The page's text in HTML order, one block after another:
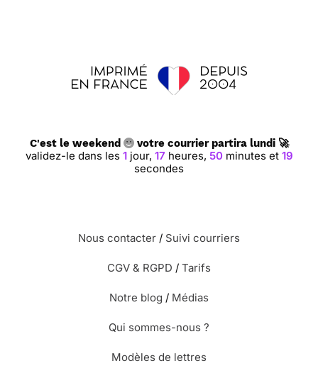
C'est le weekend votre courrier partira lundi 🚀
validez-le dans les 1jour, 17 heures, 50minutes et 18
secondes
Nous contacter / Suivi courriers
CGV & RGPD / Tarifs
Notre blog / Médias
Qui sommes-nous ?
Modèles de lettres